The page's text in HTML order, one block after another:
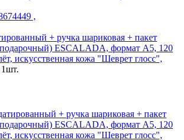
,
+ ручка шариковая + пакет
ESCALADA, формат А5, 120
искусственная кожа "Шеврет глосс",
1шт.